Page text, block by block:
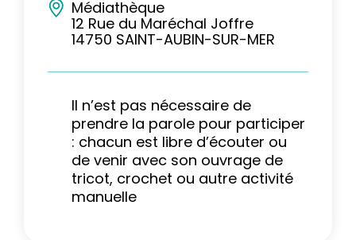
Médiathèque
12 Rue du Maréchal Joffre
14750 SAINT-AUBIN-SUR-MER
Il n’est pas nécessaire de
prendre la parole pour participer
: chacun est libre d’écouter ou
de venir avec son ouvrage de
tricot, crochet ou autre activité
manuelle